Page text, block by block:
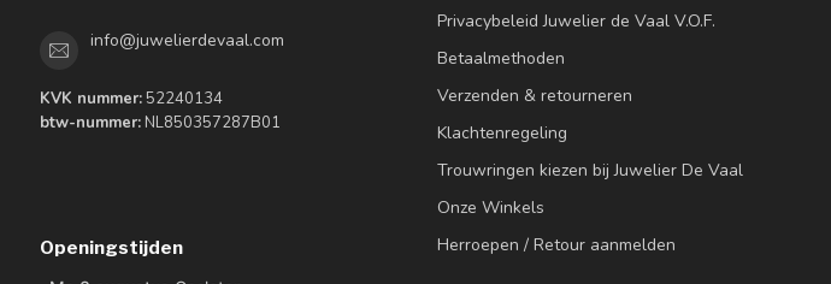
info@juwelierdevaal.com
KVK nummer: 52240134
btw-nummer: NL850357287B01
Openingstijden
Privacybeleid Juwelier de Vaal V.O.F.
Betaalmethoden
Verzenden & retourneren
Klachtenregeling
Trouwringen kiezen bij Juwelier De Vaal
Onze Winkels
Herroepen / Retour aanmelden